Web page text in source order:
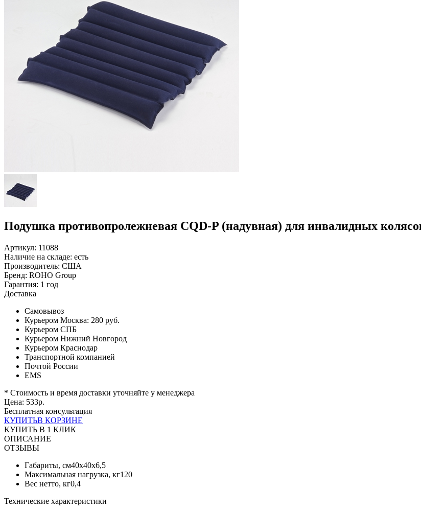
Подушка противопролежневая CQD-P (надувная) для инвалидных
Артикул: 11088
Наличие на складе: есть
Производитель: США
Бренд: ROHO Group
Гарантия: 1 год
Доставка
Самовывоз
Курьером Москва: 280 руб.
Курьером СПБ
Курьером Нижний Новгород
Курьером Краснодар
Транспортной компанией
Почтой России
EMS
* Стоимость и время доставки уточняйте у менеджера
Цена: 533р.
Бесплатная консультация
КУПИТЬВ КОРЗИНЕ
КУПИТЬ В 1 КЛИК
ОПИСАНИЕ
ОТЗЫВЫ
Габариты, см40х40х6,5
Максимальная нагрузка, кг120
Вес нетто, кг0,4
Технические характеристики